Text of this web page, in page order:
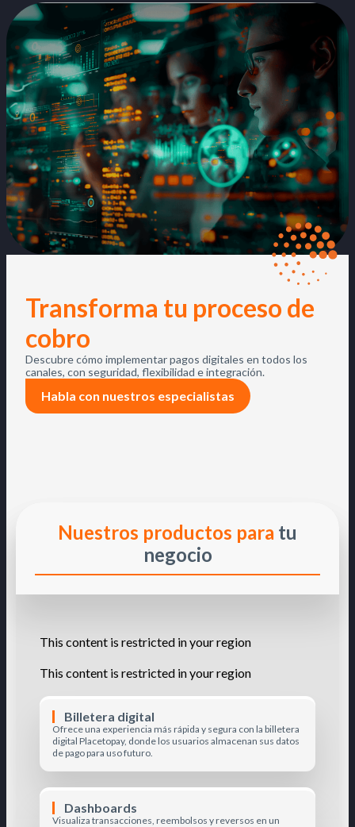
Transforma tu proceso de
cobro
Descubre cómo implementar pagos digitales en todos los
canales, con seguridad, flexibilidad e integración.
Habla con nuestros especialistas
Nuestros productos para tu
negocio
This content is restricted in your region
This content is restricted in your region
Billetera digital
Ofrece una experiencia más rápida y segura con la billetera
digital Placetopay, donde los usuarios almacenan sus datos
de pago para uso futuro.
Dashboards
Visualiza transacciones, reembolsos y reversos en un